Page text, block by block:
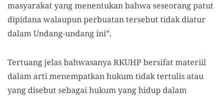
masyarakat yang menentukan bahwa seseorang patut
dipidana walaupun perbuatan tersebut tidak diatur
dalam Undang-undang ini”.
Tertuang jelas bahwasanya RKUHP bersifat materiil
dalam arti menempatkan hukum tidak tertulis atau
yang disebut sebagai hukum yang hidup dalam